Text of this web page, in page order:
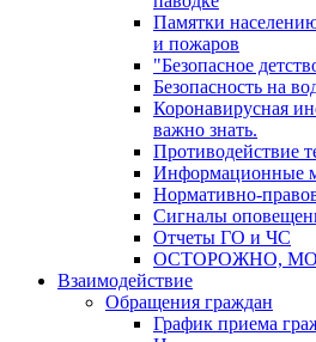
Памятки
и пожаров
"Безопасное
Безопасность на
Коронавирусная
важно знать.
Противодействие
Информационные
Нормативно-
Сигналы
Отчеты ГО и ЧС
ОСТОРОЖНО,
Взаимодействие
Обращения граждан
График приема